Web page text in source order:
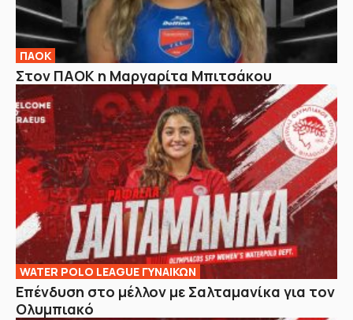
ΠΑΟΚ
Στον ΠΑΟΚ η Μαργαρίτα Μπιτσάκου
WATER POLO LEAGUE ΓΥΝΑΙΚΩΝ
Επένδυση στο μέλλον με Σαλταμανίκα για τον
Ολυμπιακό